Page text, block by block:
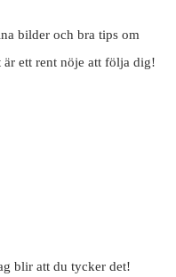
bilder och bra tips om
ett rent nöje att följa dig!
blir att du tycker det!